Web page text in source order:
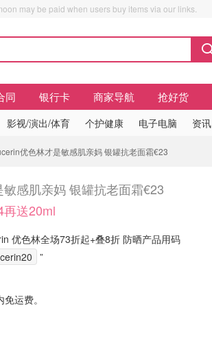
may be paid when users buy items via our links.
同 银行卡 商家导航 抢好货
影视/演出/体育 个护健康 电子电脑 资讯
优色林才是敏感肌亲妈 银罐抗老面霜€23
感肌亲妈 银罐抗老面霜€23
送20ml
优色林全场73折起+叠8折 防晒产品用码
”
运费。